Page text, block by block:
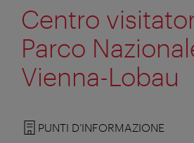
Centro
Parco
Vienna-Lobau
PUNTI D’INFORMAZIONE